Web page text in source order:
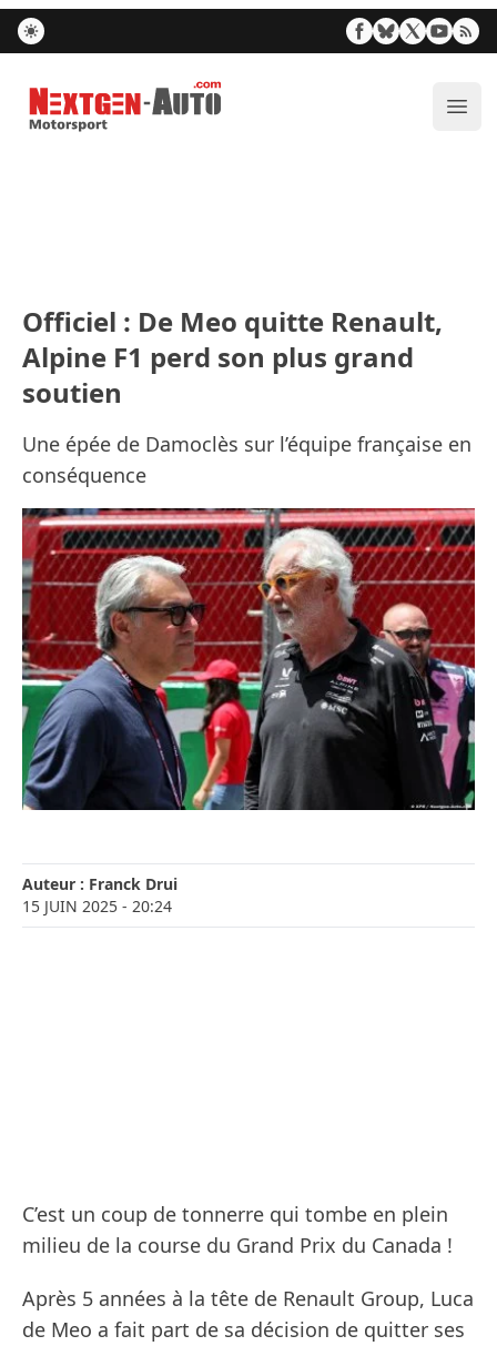
Nextgen-Auto.com
Officiel : De Meo quitte Renault,
Alpine F1 perd son plus grand
soutien
Une épée de Damoclès sur l’équipe française en
conséquence
Auteur : Franck Drui
15 JUIN 2025 - 20:24
C’est un coup de tonnerre qui tombe en plein
milieu de la course du Grand Prix du Canada !
Après 5 années à la tête de Renault Group, Luca
de Meo a fait part de sa décision de quitter ses